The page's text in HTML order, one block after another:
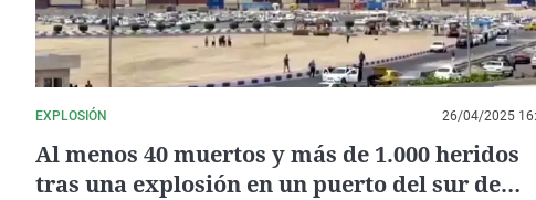
EXPLOSIÓN 26/04/2025
Al menos 40 muertos y más de 1.000 heridos
tras una explosión en un puerto del sur de